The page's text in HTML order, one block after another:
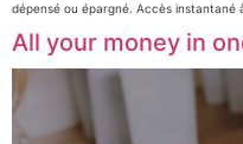
dépensé ou épargné. Accès instantané
All your money in